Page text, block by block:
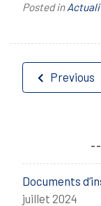
Posted in
Previous
Documents
juillet 2024